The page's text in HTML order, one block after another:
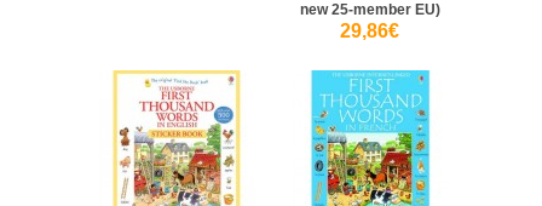
new 25-member EU)
29,86€